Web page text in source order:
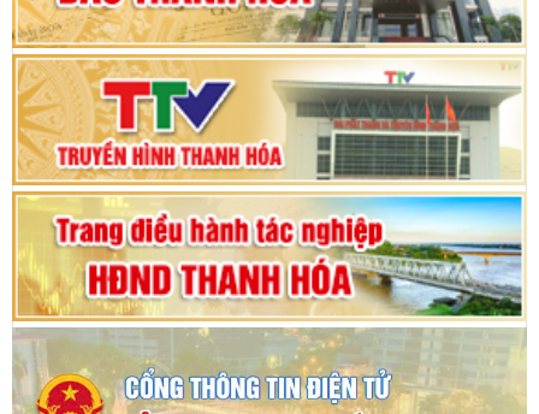
Phiên thảo luận Kỳ họp thứ 24, HĐND tỉnh
Thanh Hóa khóa XVIII, nhiệm kỳ 2021 - 2026
Bế mạc Kỳ họp thứ hai bốn, Hội đồng nhân dân
tỉnh khoá XVIII